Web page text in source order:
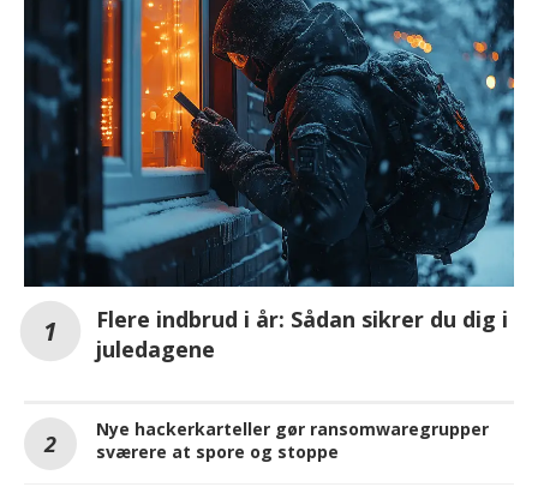
Flere indbrud i år: Sådan sikrer du dig i
juledagene
Nye hackerkarteller gør ransomwaregrupper
sværere at spore og stoppe